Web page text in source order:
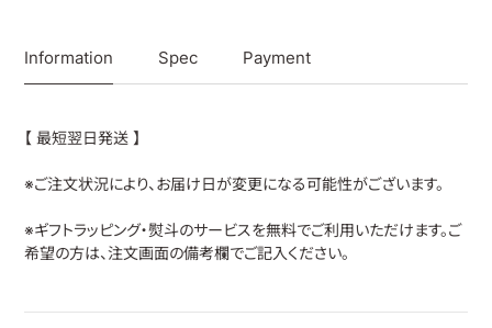
Information Spec Payment
【 最短翌日発送 】
※ご注文状況により、お届け日が変更になる可能性がございます。
※ギフトラッピング・熨斗のサービスを無料でご利用いただけます。ご
希望の方は、注文画面の備考欄でご記入ください。